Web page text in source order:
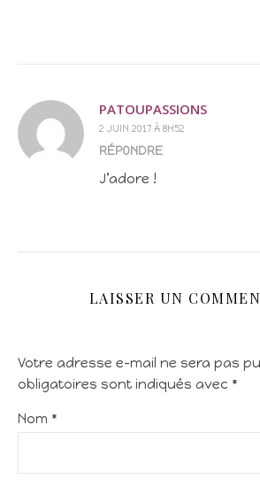
PATOUPASSIONS
2 JUIN 2017 À 8H52
RÉPONDRE
J’adore !
LAISSER UN
Votre adresse e-mail ne sera pas
obligatoires sont indiqués avec *
Nom *